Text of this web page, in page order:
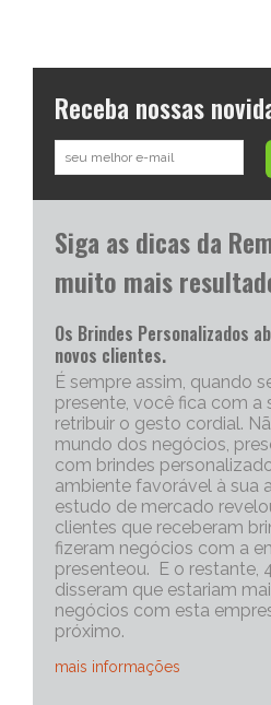
Receba nossas
Siga as dicas da
muito mais
Os Brindes Personalizados
novos clientes.
É sempre assim, quando
presente, você fica com a
retribuir o gesto cordial.
mundo dos negócios,
com brindes
ambiente favorável à sua
estudo de mercado
clientes que receberam
fizeram negócios com a
presenteou. E o restante,
disseram que estariam
negócios com esta
próximo.
mais informações